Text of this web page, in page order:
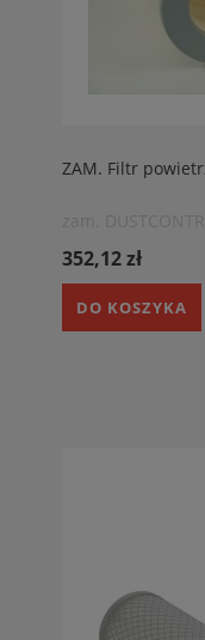
ZAM. Filtr
352,12 zł
DO KOSZYKA